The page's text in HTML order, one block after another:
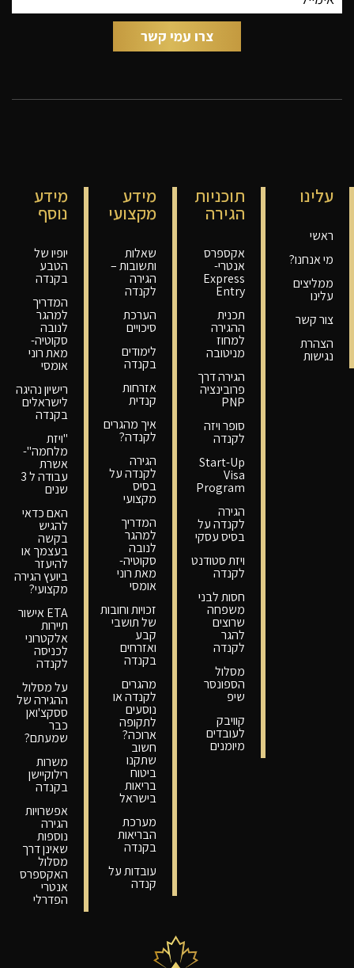
עלינו
ראשי
מי אנחנו?
ממליצים
עלינו
צור קשר
הצהרת
נגישות
תוכניות
הגירה
אקספרס
אנטרי-
Express
Entry
תכנית
ההגירה
למחוז
מניטובה
הגירה דרך
פרובינציה
PNP
סופר ויזה
לקנדה
Start-Up
Visa
Program
הגירה
לקנדה על
בסיס עסקי
ויזת סטודנט
לקנדה
חסות לבני
משפחה
שרוצים
להגר
לקנדה
מסלול
הספונסר
שיפ
קוויבק
לעובדים
מיומנים
מידע
מקצועי
שאלות
ותשובות –
הגירה
לקנדה
הערכת
סיכויים
לימודים
בקנדה
אזרחות
קנדית
איך מהגרים
לקנדה?
הגירה
לקנדה על
בסיס
מקצועי
המדריך
למהגר
לנובה
סקוטיה-
מאת רוני
אומסי
זכויות וחובות
של תושבי
קבע
ואזרחים
בקנדה
מהגרים
לקנדה או
נוסעים
לתקופה
ארוכה?
חשוב
שתקנו
ביטוח
בריאות
בישראל
מערכת
הבריאות
בקנדה
עובדות על
קנדה
מידע
נוסף
יופיו של
הטבע
בקנדה
המדריך
למהגר
לנובה
סקוטיה-
מאת רוני
אומסי
רישיון נהיגה
לישראלים
בקנדה
"ויזת
מלחמה"-
אשרת
עבודה ל 3
שנים
האם כדאי
להגיש
בקשה
בעצמך או
להיעזר
ביועץ הגירה
מקצועי?
ETA אישור
תיירות
אלקטרוני
לכניסה
לקנדה
על מסלול
ההגירה של
ססקצ'ואן
כבר
שמעתם?
משרות
רילוקיישן
בקנדה
אפשרויות
הגירה
נוספות
שאינן דרך
מסלול
האקספרס
אנטרי
הפדרלי